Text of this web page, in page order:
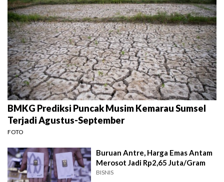
BMKG Prediksi Puncak Musim Kemarau Sumsel
Terjadi Agustus-September
FOTO
Buruan Antre, Harga Emas Antam
Merosot Jadi Rp2,65 Juta/Gram
BISNIS